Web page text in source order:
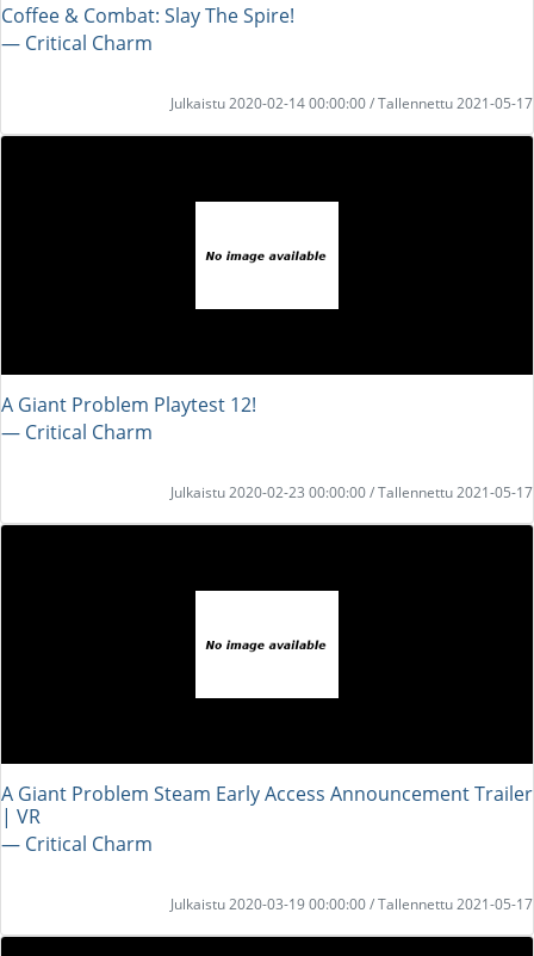
Coffee & Combat: Slay The Spire!
― Critical Charm
Julkaistu 2020-02-14 00:00:00 / Tallennettu 2021-05-17
A Giant Problem Playtest 12!
― Critical Charm
Julkaistu 2020-02-23 00:00:00 / Tallennettu 2021-05-17
A Giant Problem Steam Early Access Announcement Trailer
| VR
― Critical Charm
Julkaistu 2020-03-19 00:00:00 / Tallennettu 2021-05-17